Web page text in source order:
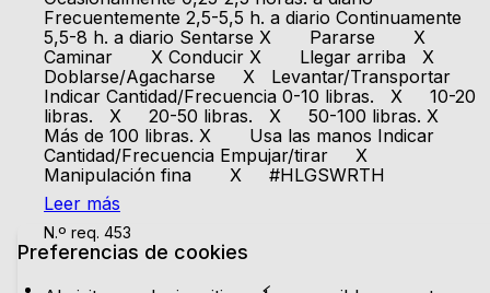
Frecuentemente 2,5-5,5 h. a diario Continuamente
5,5-8 h. a diario Sentarse X Pararse X
Caminar X Conducir X Llegar arriba X
Doblarse/Agacharse X Levantar/Transportar
Indicar Cantidad/Frecuencia 0-10 libras. X 10-20
libras. X 20-50 libras. X 50-100 libras. X
Más de 100 libras. X Usa las manos Indicar
Cantidad/Frecuencia Empujar/tirar X
Manipulación fina X #HLGSWRTH
Leer más
N.º req. 453
Preferencias de cookies